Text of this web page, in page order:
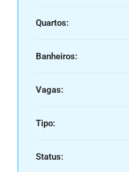
Quartos:
Banheiros:
Vagas:
Tipo:
Status: